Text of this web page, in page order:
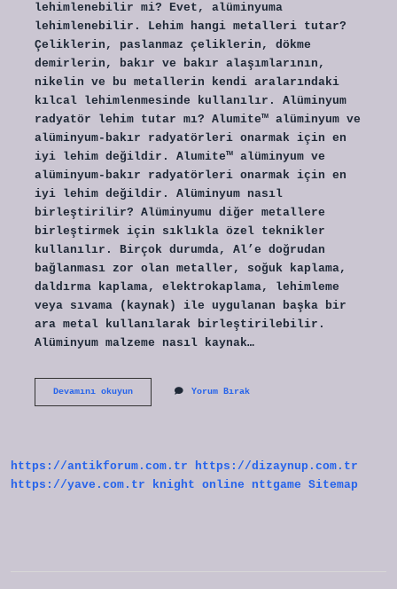
lehimlenebilir mi? Evet, alüminyuma
lehimlenebilir. Lehim hangi metalleri tutar?
Çeliklerin, paslanmaz çeliklerin, dökme
demirlerin, bakır ve bakır alaşımlarının,
nikelin ve bu metallerin kendi aralarındaki
kılcal lehimlenmesinde kullanılır. Alüminyum
radyatör lehim tutar mı? Alumite™ alüminyum ve
alüminyum-bakır radyatörleri onarmak için en
iyi lehim değildir. Alumite™ alüminyum ve
alüminyum-bakır radyatörleri onarmak için en
iyi lehim değildir. Alüminyum nasıl
birleştirilir? Alüminyumu diğer metallere
birleştirmek için sıklıkla özel teknikler
kullanılır. Birçok durumda, Al’e doğrudan
bağlanması zor olan metaller, soğuk kaplama,
daldırma kaplama, elektrokaplama, lehimleme
veya sıvama (kaynak) ile uygulanan başka bir
ara metal kullanılarak birleştirilebilir.
Alüminyum malzeme nasıl kaynak…
Devamını okuyunAlüminyum
Yorum Bırak
https://antikforum.com.tr
https://dizaynup.com.tr
https://yave.com.tr
knight online nttgame Sitemap